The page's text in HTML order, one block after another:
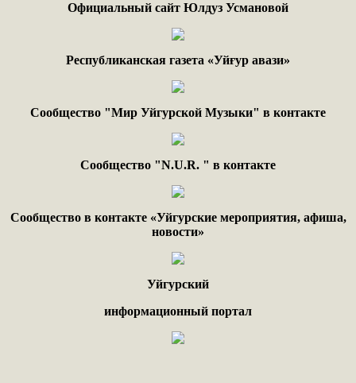
Официальный сайт Юлдуз Усмановой
Республиканская газета «Уйғур авази»
Сообщество "Мир Уйгурской Музыки" в контакте
Сообщество "N.U.R. " в контакте
Сообщество в контакте «Уйгурские мероприятия, афиша,
новости»
Уйгурский
информационный портал